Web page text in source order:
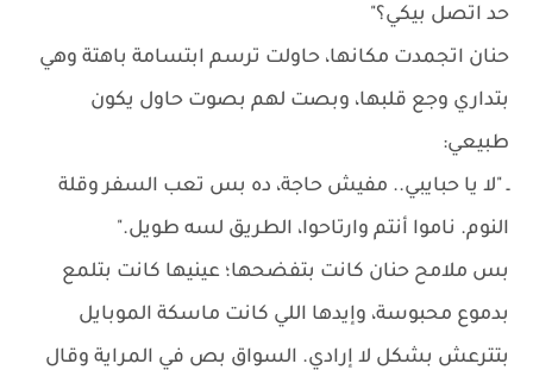
حد اتصل بيكي؟"
حنان اتجمدت مكانها، حاولت ترسم ابتسامة باهتة وهي
بتداري وجع قلبها، وبصت لهم بصوت حاول يكون
طبيعي:
ـ "لا يا حبايبي.. مفيش حاجة، ده بس تعب السفر وقلة
النوم. ناموا أنتم وارتاحوا، الطريق لسه طويل."
بس ملامح حنان كانت بتفضحها؛ عينيها كانت بتلمع
بدموع محبوسة، وإيدها اللي كانت ماسكة الموبايل
بتترعش بشكل لا إرادي. السواق بص في المراية وقال